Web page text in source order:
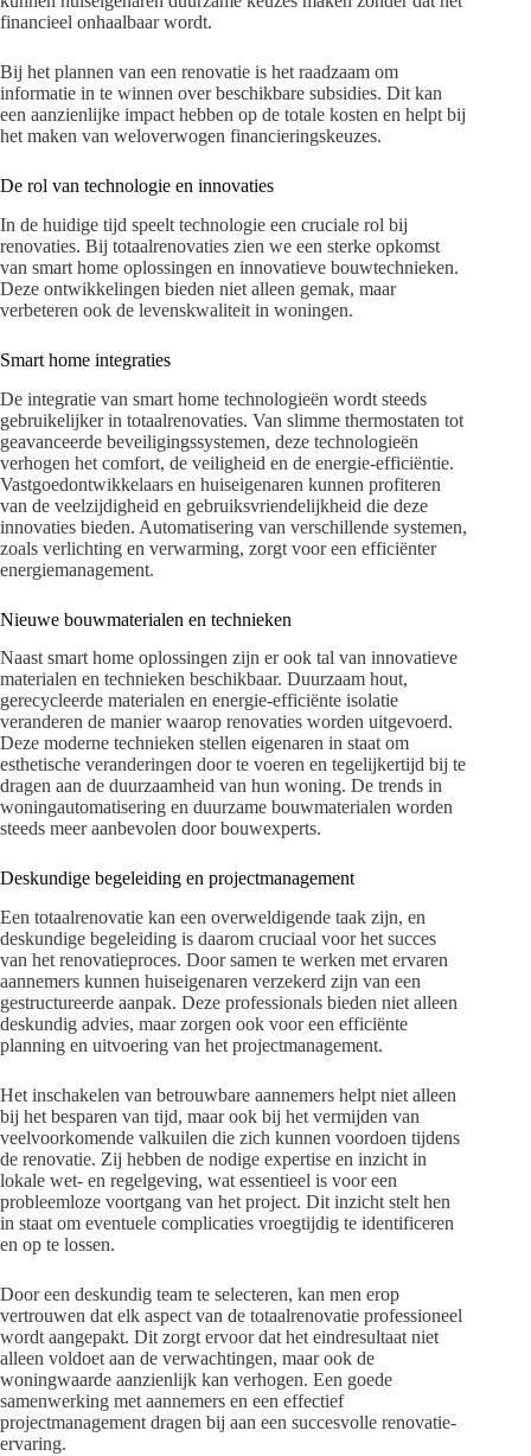
financieel onhaalbaar wordt.
Bij het plannen van een renovatie is het raadzaam om
informatie in te winnen over beschikbare subsidies. Dit kan
een aanzienlijke impact hebben op de totale kosten en helpt bij
het maken van weloverwogen financieringskeuzes.
De rol van technologie en innovaties
In de huidige tijd speelt technologie een cruciale rol bij
renovaties. Bij totaalrenovaties zien we een sterke opkomst
van smart home oplossingen en innovatieve bouwtechnieken.
Deze ontwikkelingen bieden niet alleen gemak, maar
verbeteren ook de levenskwaliteit in woningen.
Smart home integraties
De integratie van smart home technologieën wordt steeds
gebruikelijker in totaalrenovaties. Van slimme thermostaten tot
geavanceerde beveiligingssystemen, deze technologieën
verhogen het comfort, de veiligheid en de energie-efficiëntie.
Vastgoedontwikkelaars en huiseigenaren kunnen profiteren
van de veelzijdigheid en gebruiksvriendelijkheid die deze
innovaties bieden. Automatisering van verschillende systemen,
zoals verlichting en verwarming, zorgt voor een efficiënter
energiemanagement.
Nieuwe bouwmaterialen en technieken
Naast smart home oplossingen zijn er ook tal van innovatieve
materialen en technieken beschikbaar. Duurzaam hout,
gerecycleerde materialen en energie-efficiënte isolatie
veranderen de manier waarop renovaties worden uitgevoerd.
Deze moderne technieken stellen eigenaren in staat om
esthetische veranderingen door te voeren en tegelijkertijd bij te
dragen aan de duurzaamheid van hun woning. De trends in
woningautomatisering en duurzame bouwmaterialen worden
steeds meer aanbevolen door bouwexperts.
Deskundige begeleiding en projectmanagement
Een totaalrenovatie kan een overweldigende taak zijn, en
deskundige begeleiding is daarom cruciaal voor het succes
van het renovatieproces. Door samen te werken met ervaren
aannemers kunnen huiseigenaren verzekerd zijn van een
gestructureerde aanpak. Deze professionals bieden niet alleen
deskundig advies, maar zorgen ook voor een efficiënte
planning en uitvoering van het projectmanagement.
Het inschakelen van betrouwbare aannemers helpt niet alleen
bij het besparen van tijd, maar ook bij het vermijden van
veelvoorkomende valkuilen die zich kunnen voordoen tijdens
de renovatie. Zij hebben de nodige expertise en inzicht in
lokale wet- en regelgeving, wat essentieel is voor een
probleemloze voortgang van het project. Dit inzicht stelt hen
in staat om eventuele complicaties vroegtijdig te identificeren
en op te lossen.
Door een deskundig team te selecteren, kan men erop
vertrouwen dat elk aspect van de totaalrenovatie professioneel
wordt aangepakt. Dit zorgt ervoor dat het eindresultaat niet
alleen voldoet aan de verwachtingen, maar ook de
woningwaarde aanzienlijk kan verhogen. Een goede
samenwerking met aannemers en een effectief
projectmanagement dragen bij aan een succesvolle renovatie-
ervaring.